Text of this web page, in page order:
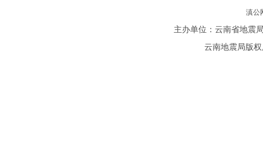
滇公
主办单位：云南省地震
云南地震局版